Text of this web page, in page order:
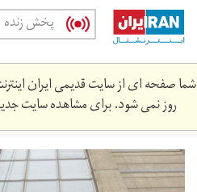
Skip
main
content
پخش زنده
شما صفحه ای از سایت قدیمی ایران
روز نمی شود. برای مشاهده سایت
wzrt_lwm.jpg